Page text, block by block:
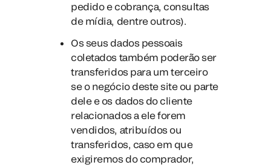
pedido e cobrança, consultas
de mídia, dentre outros).
Os seus dados pessoais
coletados também poderão ser
transferidos para um terceiro
se o negócio deste site ou parte
dele e os dados do cliente
relacionados a ele forem
vendidos, atribuídos ou
transferidos, caso em que
exigiremos do comprador,